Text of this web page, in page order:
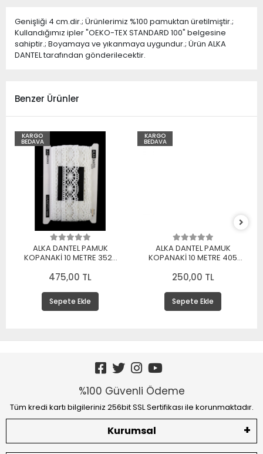
Genişliği 4 cm.dir.; Ürünlerimiz %100 pamuktan üretilmiştir.;
Kullandığımız ipler "OEKO-TEX STANDARD 100" belgesine
sahiptir.; Boyamaya ve yıkanmaya uygundur.; Ürün ALKA
DANTEL tarafından gönderilecektir.
Benzer Ürünler
KARGO
BEDAVA
ALKA DANTEL PAMUK
KOPANAKİ 10 METRE 3520
475,00 TL
Sepete Ekle
KARGO
BEDAVA
ALKA DANTEL PAMUK
KOPANAKİ 10 METRE 405
250,00 TL
Sepete Ekle
%100 Güvenli Ödeme
Tüm kredi kartı bilgileriniz 256bit SSL Sertifikası ile korunmaktadır.
Kurumsal